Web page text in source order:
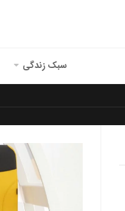
سبک زندگی